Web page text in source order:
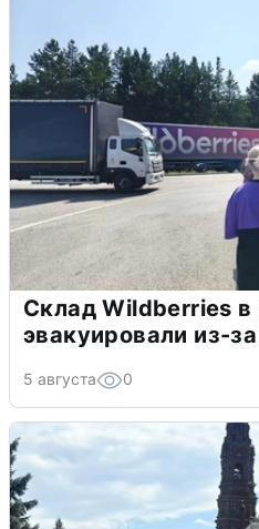
Склад Wildberries в
эвакуировали из-
5 августа 0